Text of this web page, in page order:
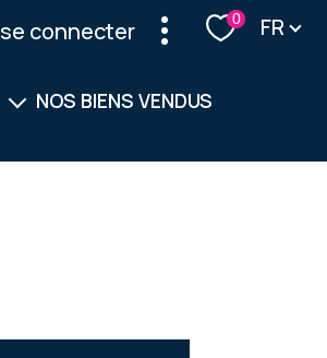
se connecter 0 Langue
FR
NOS BIENS VENDUS